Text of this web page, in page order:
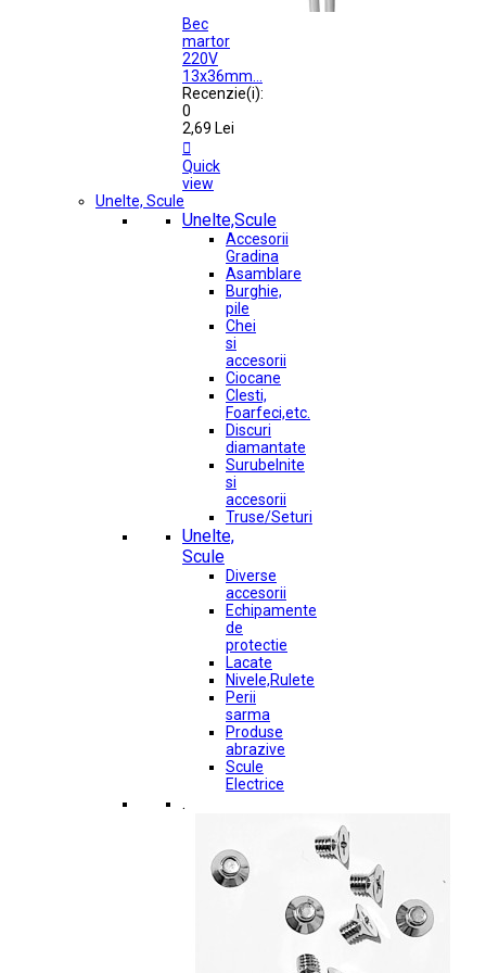
Bec
martor
220V
13x36mm...
Recenzie(i):
0
2,69 Lei

Quick
view
Unelte, Scule
Unelte,Scule
Accesorii
Gradina
Asamblare
Burghie,
pile
Chei
si
accesorii
Ciocane
Clesti,
Foarfeci,etc.
Discuri
diamantate
Surubelnite
si
accesorii
Truse/Seturi
Unelte,
Scule
Diverse
accesorii
Echipamente
de
protectie
Lacate
Nivele,Rulete
Perii
sarma
Produse
abrazive
Scule
Electrice
.